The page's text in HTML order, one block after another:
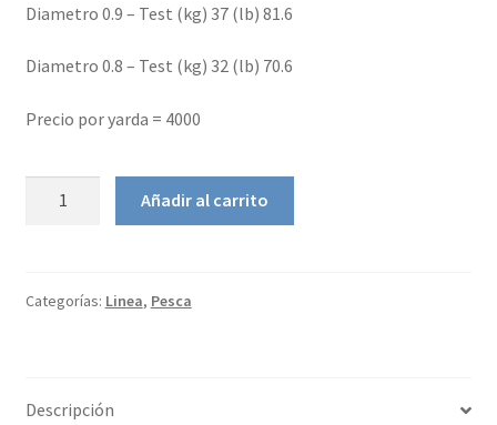
Diametro 0.9 – Test (kg) 37 (lb) 81.6
Diametro 0.8 – Test (kg) 32 (lb) 70.6
Precio por yarda = 4000
Añadir al carrito
Categorías: Linea, Pesca
Descripción